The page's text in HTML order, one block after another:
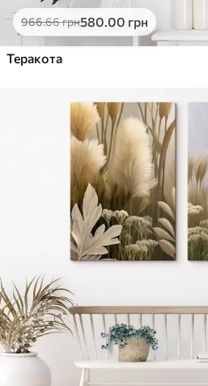
966.66грн580.00 грн
Теракота